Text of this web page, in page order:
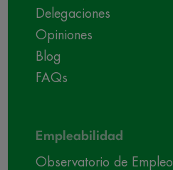
Delegaciones
Opiniones
Blog
FAQs
Empleabilidad
Observatorio de Empleo